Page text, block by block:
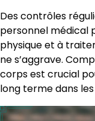
Des contrôles
personnel médical
physique et à
ne s’aggrave.
corps est crucial
long terme dans